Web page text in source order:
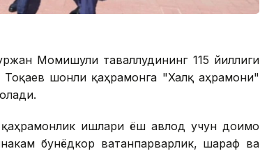
Момишули таваллудининг 115 йиллиги
шонли қаҳрамонга "Халқ Қаҳрамони"
ишлари ёш авлод учун доимо
бунёдкор ватанпарварлик, шараф ва